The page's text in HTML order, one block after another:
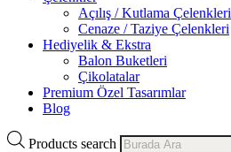
Açılış / Kutlama Çelenkleri
Cenaze / Taziye Çelenkleri
Hediyelik & Ekstra
Balon Buketleri
Çikolatalar
Premium Özel Tasarımlar
Blog
Products search